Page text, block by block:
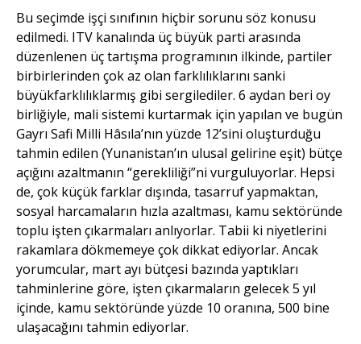
Bu seçimde işçi sınıfının hiçbir sorunu söz konusu
edilmedi. ITV kanalında üç büyük parti arasında
düzenlenen üç tartışma programının ilkinde, partiler
birbirlerinden çok az olan farklılıklarını sanki
büyükfarklılıklarmış gibi sergilediler. 6 aydan beri oy
birliğiyle, mali sistemi kurtarmak için yapılan ve bugün
Gayrı Safi Milli Hâsıla’nın yüzde 12’sini oluşturduğu
tahmin edilen (Yunanistan’ın ulusal gelirine eşit) bütçe
açığını azaltmanın “gerekliliği”ni vurguluyorlar. Hepsi
de, çok küçük farklar dışında, tasarruf yapmaktan,
sosyal harcamaların hızla azaltması, kamu sektöründe
toplu işten çıkarmaları anlıyorlar. Tabii ki niyetlerini
rakamlara dökmemeye çok dikkat ediyorlar. Ancak
yorumcular, mart ayı bütçesi bazında yaptıkları
tahminlerine göre, işten çıkarmaların gelecek 5 yıl
içinde, kamu sektöründe yüzde 10 oranına, 500 bine
ulaşacağını tahmin ediyorlar.